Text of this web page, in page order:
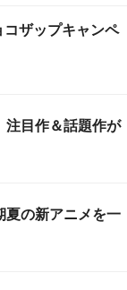
コザップキャンペ
目作＆話題作が
夏の新アニメを一